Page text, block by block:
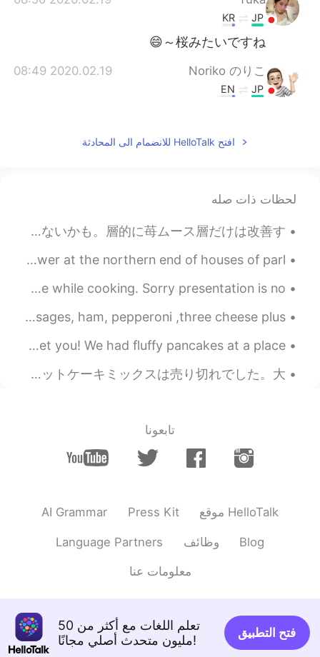
JP
KR
桜みたいですね～😄
Noriko のりこ
2020.02.19 08:49
JP
EN
Waka
2020.02.19 08:44
ますか？
Naoko
2020.02.19 08:38
How lovely flowers they are. Thank you
for sharing!
沙织
2020.02.19 08:35
アーモンドの木は、こんなに綺麗な花が咲
くんですね！！😆
Very beautiful.
افتح HelloTalk للانضمام الى المحادثة
لحظات ذات صله
今週末はムースケーキを作った。 下から手作りビスケット、チョコムース、苺ガナッシュ、苺ムース、ココアグラサージュ。全体的に濃厚で美味しかった。苺味は少し足りないかも。層的に苺ムース層だけは改善す...
Big Ben is the name of a bell that hangs at the clock tower at the northern end of houses of parl...
I made Japanese curry, it's dark because I added red wine while cooking. Sorry presentation is no...
Tonight’s dinner is Homemade pizza 🍕 with maple syrup sausages, ham, pepperoni ,three cheese plus...
I met a new friend from this app today! So happy to meet you! We had fluffy pancakes at a place...
GWにワッフル作りました！もっとホットケーキミックスを買わないといけないですが、インターネット上で売り切れで高くなったそうです。アマゾンで調べて、よく買うホットケーキミックスは売り切れでした。大...
تابعونا
AI Grammar Press Kit موقع HelloTalk
Language Partners وظائف Blog
معلومات عنا
تعلم اللغات مع أكثر من 50
مليون متحدث أصلي مجانًا!
فتح التطبيق